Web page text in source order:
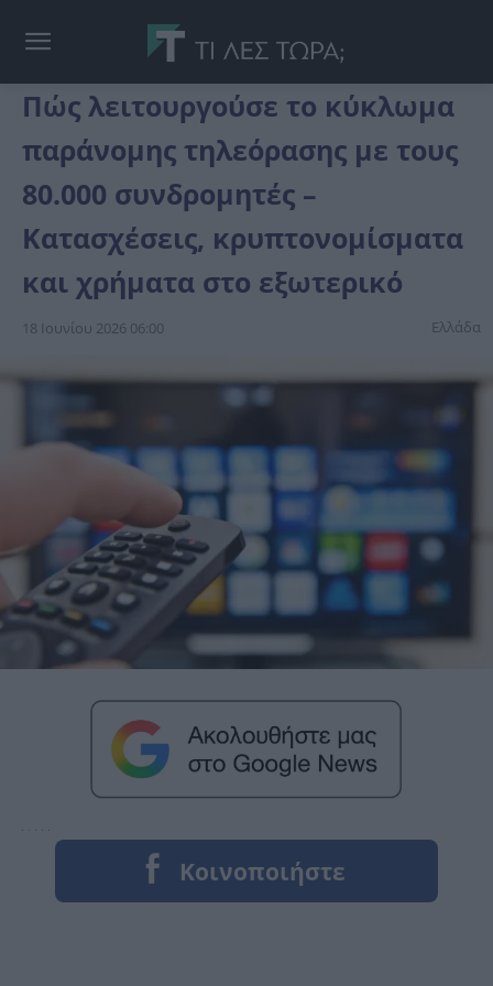
Πώς λειτουργούσε το κύκλωμα
παράνομης τηλεόρασης με τους
80.000 συνδρομητές –
Κατασχέσεις, κρυπτονομίσματα
και χρήματα στο εξωτερικό
18 Ιουνίου 2026 06:00 Ελλάδα